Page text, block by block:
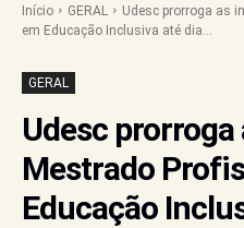
Início GERAL
Udesc prorroga as
em Educação Inclusiva até dia...
GERAL
Udesc
Mestrado
Educação